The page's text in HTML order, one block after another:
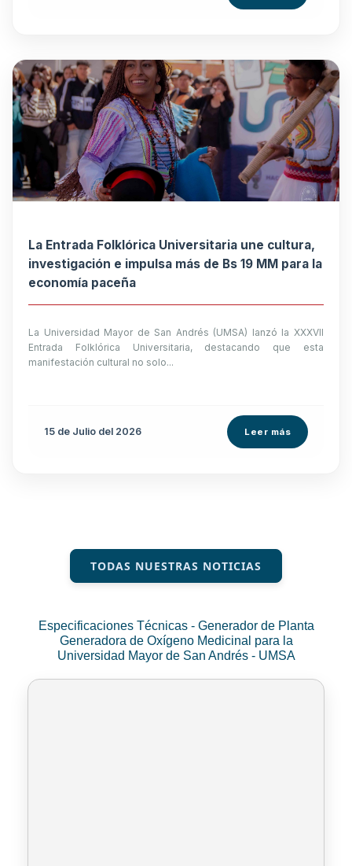
La Entrada Folklórica Universitaria une cultura,
investigación e impulsa más de Bs 19 MM para la
economía paceña
La Universidad Mayor de San Andrés (UMSA) lanzó la XXXVII
Entrada Folklórica Universitaria, destacando que esta
manifestación cultural no solo...
15 de Julio del 2026 Leer más
TODAS NUESTRAS NOTICIAS
Especificaciones Técnicas - Generador de Planta
Generadora de Oxígeno Medicinal para la
Universidad Mayor de San Andrés - UMSA